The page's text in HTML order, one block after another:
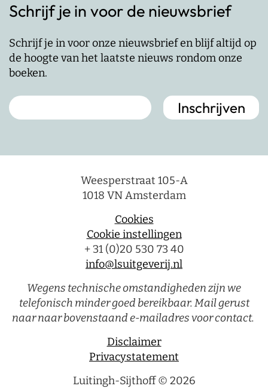
Schrijf je in voor de nieuwsbrief
Schrijf je in voor onze nieuwsbrief en blijf altijd op
de hoogte van het laatste nieuws rondom onze
boeken.
Weesperstraat 105-A
1018 VN Amsterdam
Cookies
Cookie instellingen
+ 31 (0)20 530 73 40
info@lsuitgeverij.nl
Wegens technische omstandigheden zijn we
telefonisch minder goed bereikbaar. Mail gerust
naar naar bovenstaand e-mailadres voor contact.
Disclaimer
Privacystatement
Luitingh-Sijthoff © 2026